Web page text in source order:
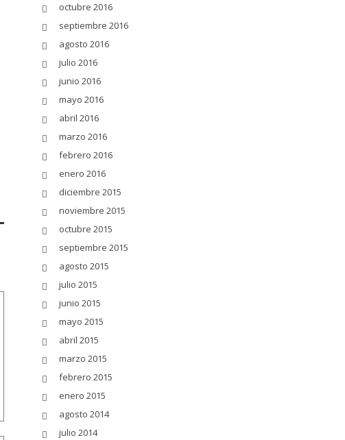
octubre 2016
septiembre 2016
agosto 2016
julio 2016
junio 2016
mayo 2016
abril 2016
marzo 2016
febrero 2016
enero 2016
diciembre 2015
noviembre 2015
octubre 2015
septiembre 2015
agosto 2015
julio 2015
junio 2015
mayo 2015
abril 2015
marzo 2015
febrero 2015
enero 2015
agosto 2014
julio 2014